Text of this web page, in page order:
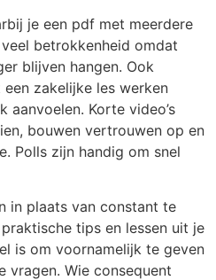
je een pdf met meerdere
betrokkenheid omdat
blijven hangen. Ook
zakelijke les werken
aanvoelen. Korte video’s
bouwen vertrouwen op en
Polls zijn handig om snel
in plaats van constant te
tips en lessen uit je
is om voornamelijk te geven
vragen. Wie consequent